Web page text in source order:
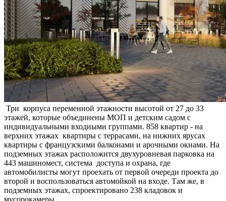
Три корпуса переменной этажности высотой от 27 до 33
этажей, которые объединены МОП и детским садом с
индивидуальными входными группами. 858 квартир - на
верхних этажах квартиры с террасами, на нижних ярусах
квартиры с французскими балконами и арочными окнами. На
подземных этажах расположится двухуровневая парковка на
443 машиномест, система доступа и охрана, где
автомобилисты могут проехать от первой очереди проекта до
второй и воспользоваться автомойкой на входе. Там же, в
подземных этажах, спроектировано 238 кладовок и
мусорокамеры.